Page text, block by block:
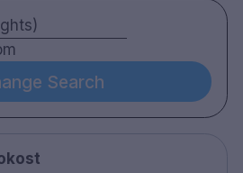
mest populære hule. I
restaurant kan du nyte
under oppholdet, alt i en
Search